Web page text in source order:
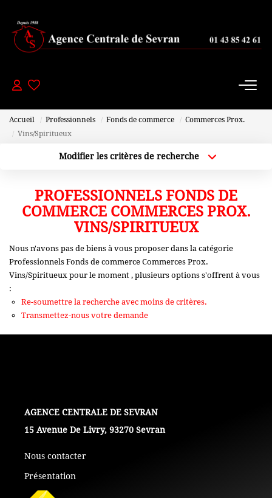
De 200 000 À 300 000 Euros
+ De 450 000 Euros
APPARTEMENTS
-150000 Euros
De 150 000 À 200 000 Euros
De 200 000 À 250 000 Euros
+ De 250 000 Euros
CONTACT
Accueil Professionnels Fonds de commerce
Commerces Prox.
Vins/Spiritueux
Modifier les critères de recherche
Budget max Plus de critères
PROFESSIONNELS FONDS DE
COMMERCE COMMERCES PROX.
VINS/SPIRITUEUX
Nous n'avons pas de biens à vous proposer dans la catégorie
Professionnels Fonds de commerce Commerces Prox.
Vins/Spiritueux pour le moment , plusieurs options s'offrent à vous
:
Re-soumettre la recherche avec moins de critères.
Transmettez-nous votre demande
L'AGENCE
15 Avenue De Livry, 93270 Sevran
Nous contacter
Présentation